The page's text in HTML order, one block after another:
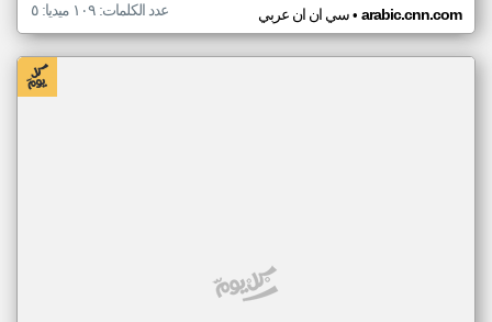
سي ان ان عربي• arabic.cnn.com عدد الكلمات: ١٠٩ ميديا: ٥